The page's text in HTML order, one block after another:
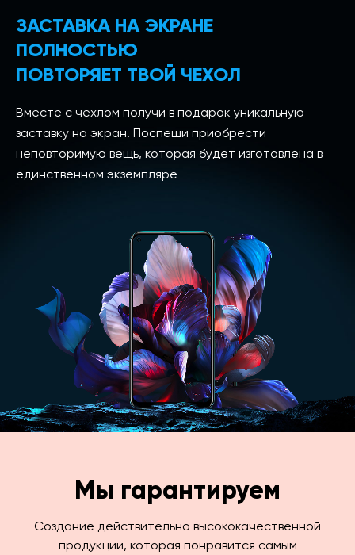
ЗАСТАВКА НА ЭКРАНЕ
ПОЛНОСТЬЮ
ПОВТОРЯЕТ ТВОЙ ЧЕХОЛ
Вместе с чехлом получи в подарок уникальную
заставку на экран. Поспеши приобрести
неповторимую вещь, которая будет изготовлена в
единственном экземпляре
Мы гарантируем
Создание действительно высококачественной
продукции, которая понравится самым